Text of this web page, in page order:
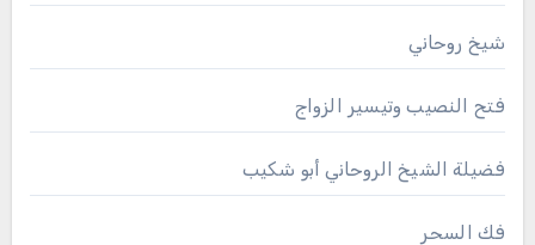
شيخ روحاني
فتح النصيب وتيسير الزواج
فضيلة الشيخ الروحاني أبو شكيب
فك السحر